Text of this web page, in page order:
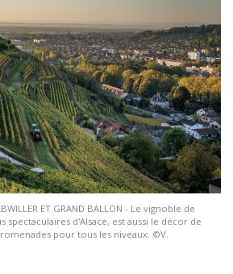
ET GRAND BALLON - Le vignoble de
spectaculaires d'Alsace, est aussi le décor de
pour tous les niveaux. ©V.